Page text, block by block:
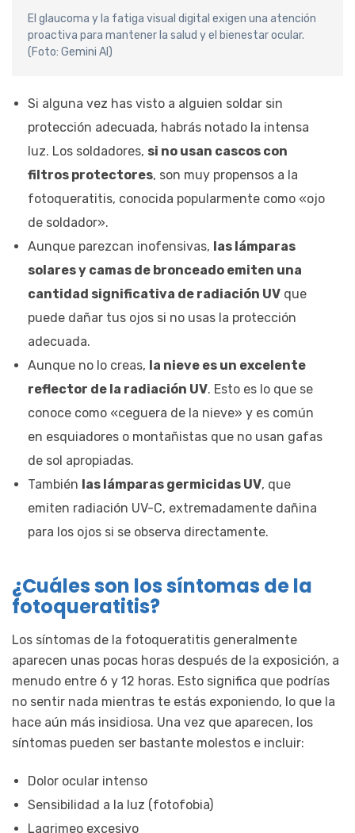
El glaucoma y la fatiga visual digital exigen una atención
proactiva para mantener la salud y el bienestar ocular.
(Foto: Gemini AI)
Si alguna vez has visto a alguien soldar sin
protección adecuada, habrás notado la intensa
luz. Los soldadores, si no usan cascos con
filtros protectores, son muy propensos a la
fotoqueratitis, conocida popularmente como «ojo
de soldador».
Aunque parezcan inofensivas, las lámparas
solares y camas de bronceado emiten una
cantidad significativa de radiación UV que
puede dañar tus ojos si no usas la protección
adecuada.
Aunque no lo creas, la nieve es un excelente
reflector de la radiación UV. Esto es lo que se
conoce como «ceguera de la nieve» y es común
en esquiadores o montañistas que no usan gafas
de sol apropiadas.
También las lámparas germicidas UV, que
emiten radiación UV-C, extremadamente dañina
para los ojos si se observa directamente.
¿Cuáles son los síntomas de la
fotoqueratitis?
Los síntomas de la fotoqueratitis generalmente
aparecen unas pocas horas después de la exposición, a
menudo entre 6 y 12 horas. Esto significa que podrías
no sentir nada mientras te estás exponiendo, lo que la
hace aún más insidiosa. Una vez que aparecen, los
síntomas pueden ser bastante molestos e incluir:
Dolor ocular intenso
Sensibilidad a la luz (fotofobia)
Lagrimeo excesivo